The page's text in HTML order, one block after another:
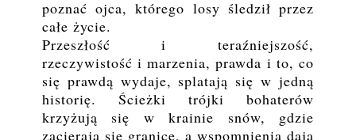
poznać ojca, którego losy śledził przez
całe życie.
Przeszłość i teraźniejszość,
rzeczywistość i marzenia, prawda i to, co
się prawdą wydaje, splatają się w jedną
historię. Ścieżki trójki bohaterów
krzyżują się w krainie snów, gdzie
zacierają się granice, a wspomnienia dają